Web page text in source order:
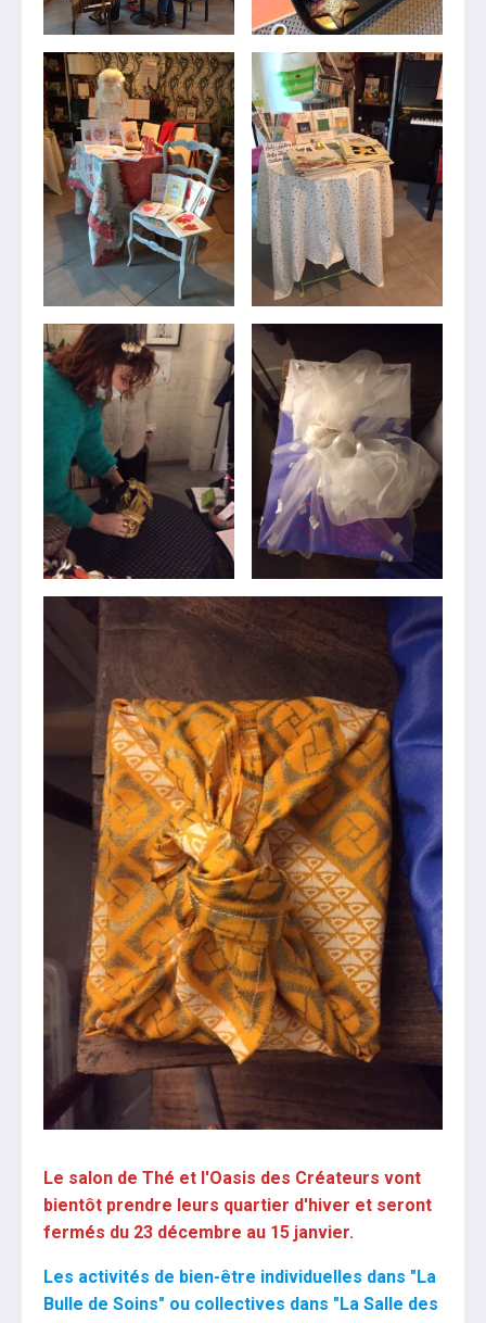
Le salon de Thé et l'Oasis des Créateurs vont
bientôt prendre leurs quartier d'hiver et seront
fermés du 23 décembre au 15 janvier.
Les activités de bien-être individuelles dans "La
Bulle de Soins" ou collectives dans "La Salle des